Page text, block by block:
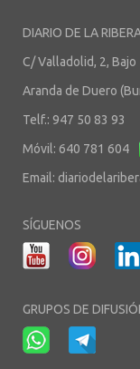
DIARIO DE LA
C/ Valladolid, 2, Bajo
Aranda de Duero
Telf.: 947 50 83 93
Móvil: 640 781 604
Email:
SÍGUENOS
GRUPOS DE